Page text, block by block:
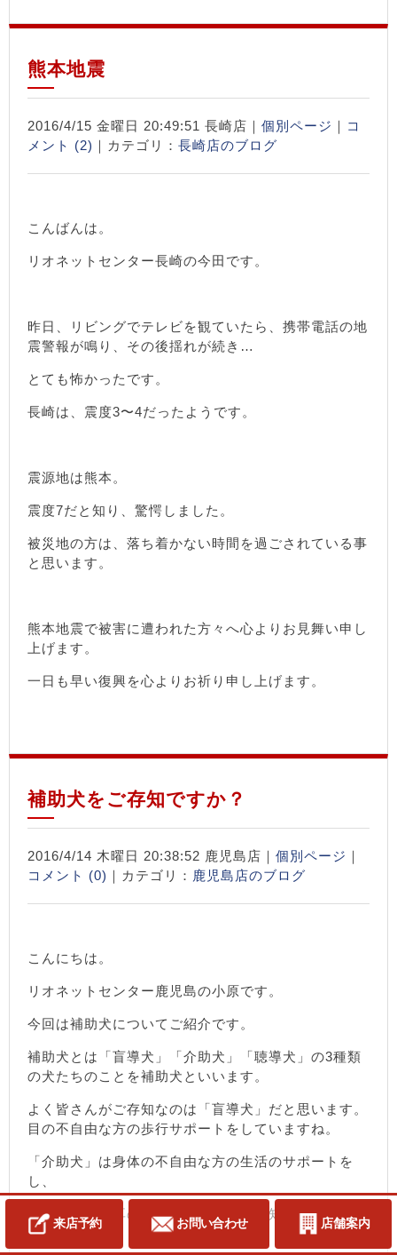
来店予約 お問い合わせ 店舗案内
熊本地震
2016/4/15 金曜日 20:49:51 長崎店｜ 個別ページ ｜ コ
メント (2) ｜カテゴリ： 長崎店のブログ
こんばんは。
リオネットセンター長崎の今田です。
昨日、リビングでテレビを観ていたら、携帯電話の地
震警報が鳴り、その後揺れが続き…
とても怖かったです。
長崎は、震度3〜4だったようです。
震源地は熊本。
震度7だと知り、驚愕しました。
被災地の方は、落ち着かない時間を過ごされている事
と思います。
熊本地震で被害に遭われた方々へ心よりお見舞い申し
上げます。
一日も早い復興を心よりお祈り申し上げます。
補助犬をご存知ですか？
2016/4/14 木曜日 20:38:52 鹿児島店｜ 個別ページ ｜
コメント (0) ｜カテゴリ： 鹿児島店のブログ
こんにちは。
リオネットセンター鹿児島の小原です。
今回は補助犬についてご紹介です。
補助犬とは「盲導犬」「介助犬」「聴導犬」の3種類
の犬たちのことを補助犬といいます。
よく皆さんがご存知なのは「盲導犬」だと思います。
目の不自由な方の歩行サポートをしていますね。
「介助犬」は身体の不自由な方の生活のサポートを
し、
「聴導犬」は耳の不自由な方への音を知らせてくれま
す。